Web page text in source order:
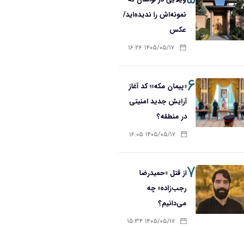
نمونه‌اش را ندیده‌اید/
عکس
۱۴۰۵/۰۵/۱۷ ۱۶:۲۶
۶«پیمان مکه»؛ کد آغاز
آرایش جدید امنیتی
در منطقه؟
۱۴۰۵/۰۵/۱۷ ۱۶:۰۵
۷از قتل «حمیدرضا
رجب‌زاده» چه
می‌دانیم؟
۱۴۰۵/۰۵/۱۷ ۱۵:۳۴